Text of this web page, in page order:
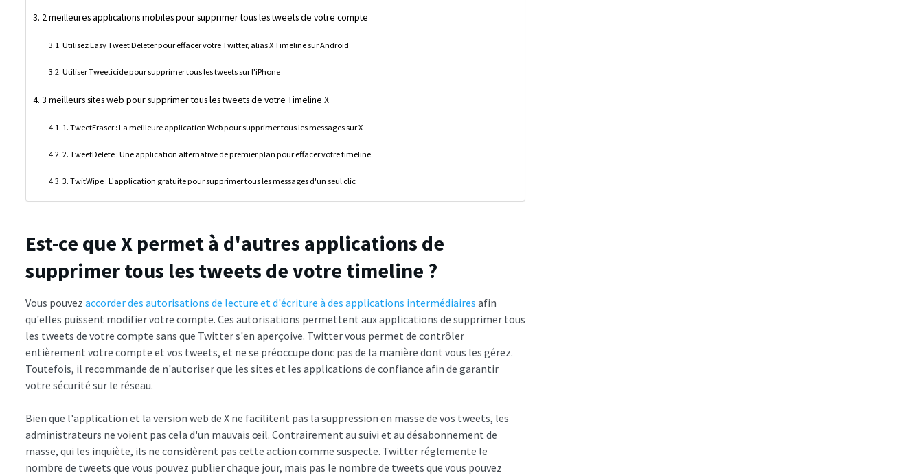
2 meilleures applications mobiles pour supprimer tous les tweets de votre compte
Utilisez Easy Tweet Deleter pour effacer votre Twitter, alias X Timeline sur Android
Utiliser Tweeticide pour supprimer tous les tweets sur l'iPhone
3 meilleurs sites web pour supprimer tous les tweets de votre Timeline X
1. TweetEraser : La meilleure application Web pour supprimer tous les messages sur X
2. TweetDelete : Une application alternative de premier plan pour effacer votre timeline
3. TwitWipe : L'application gratuite pour supprimer tous les messages d'un seul clic
Est-ce que X permet à d'autres applications de
supprimer tous les tweets de votre timeline ?
Vous pouvez accorder des autorisations de lecture et d'écriture à des applications intermédiaires afin
qu'elles puissent modifier votre compte. Ces autorisations permettent aux applications de supprimer tous
les tweets de votre compte sans que Twitter s'en aperçoive. Twitter vous permet de contrôler
entièrement votre compte et vos tweets, et ne se préoccupe donc pas de la manière dont vous les gérez.
Toutefois, il recommande de n'autoriser que les sites et les applications de confiance afin de garantir
votre sécurité sur le réseau.
Bien que l'application et la version web de X ne facilitent pas la suppression en masse de vos tweets, les
administrateurs ne voient pas cela d'un mauvais œil. Contrairement au suivi et au désabonnement de
masse, qui les inquiète, ils ne considèrent pas cette action comme suspecte. Twitter réglemente le
nombre de tweets que vous pouvez publier chaque jour, mais pas le nombre de tweets que vous pouvez